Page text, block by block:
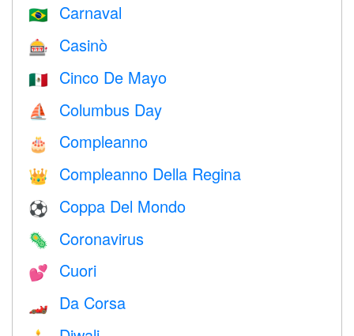
🇧🇷 Carnaval
🎰 Casinò
🇲🇽 Cinco De Mayo
⛵️ Columbus Day
🎂 Compleanno
👑 Compleanno Della Regina
⚽ Coppa Del Mondo
🦠 Coronavirus
💕 Cuori
🏎 Da Corsa